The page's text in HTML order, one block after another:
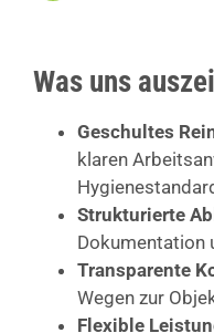
Was uns
Geschultes
klaren
Strukturierte
Dokumentation
Transparente
Wegen zur
Flexible